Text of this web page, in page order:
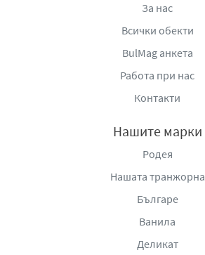
За нас
Всички обекти
BulMag анкета
Работа при нас
Контакти
Нашите марки
Родея
Нашата транжорна
Българе
Ванила
Деликат